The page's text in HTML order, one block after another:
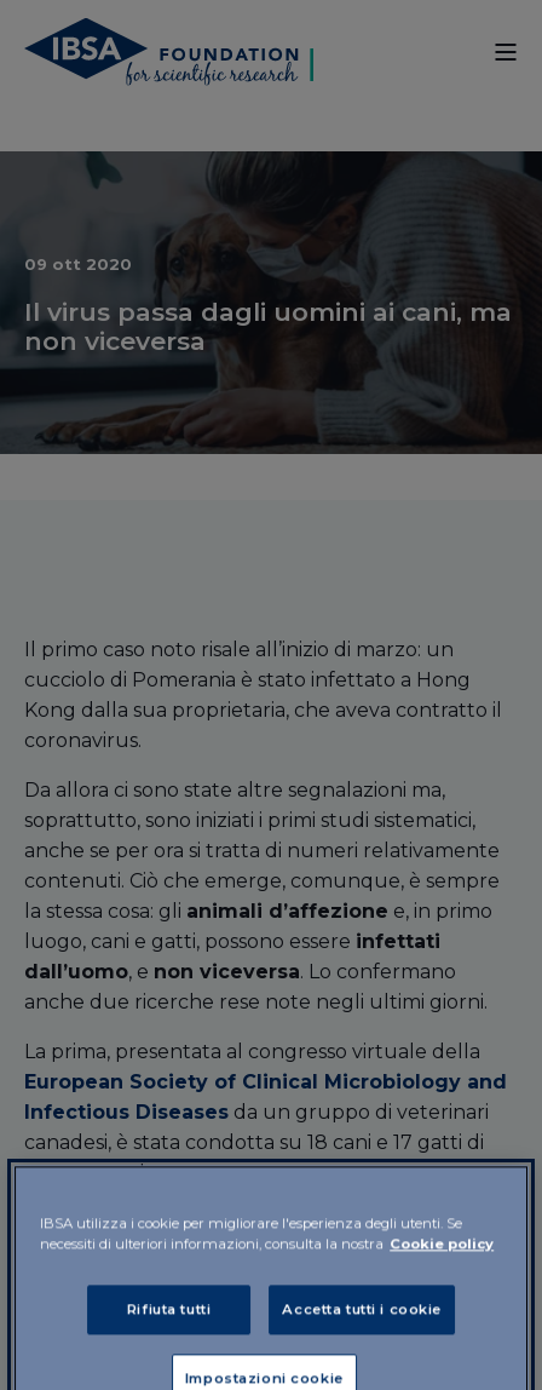
09 ott 2020
Il virus passa dagli uomini ai cani, ma
non viceversa
Il primo caso noto risale all’inizio di marzo: un
cucciolo di Pomerania è stato infettato a Hong
Kong dalla sua proprietaria, che aveva contratto il
coronavirus.
Da allora ci sono state altre segnalazioni ma,
soprattutto, sono iniziati i primi studi sistematici,
anche se per ora si tratta di numeri relativamente
contenuti. Ciò che emerge, comunque, è sempre
la stessa cosa: gli animali d’affezione e, in primo
luogo, cani e gatti, possono essere infettati
dall’uomo, e non viceversa. Lo confermano
anche due ricerche rese note negli ultimi giorni.
La prima, presentata al congresso virtuale della
European Society of Clinical Microbiology and
Infectious Diseases da un gruppo di veterinari
canadesi, è stata condotta su 18 cani e 17 gatti di
persone malate.
Tutti i tamponi sono risultati negativi, tranne
quello di un gatto, ma itest sierologicicondotti
sul sangue di 8 gatti e 10 cani hanno raccontato
una storia diversa: metà deigattiaveva sviluppato
le IgM, cioè le primeimmunoglobuline(anticorpi)
che vengono prodotte dopo un’infezione, e il 38%
IBSA utilizza i cookie per migliorare l'esperienza degli utenti. Se
necessiti di ulteriori informazioni, consulta la nostra Cookie policy
Rifiuta tutti Accetta tutti i cookie
Impostazioni cookie